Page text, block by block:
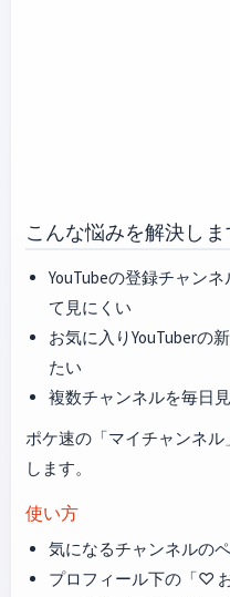
こんな悩みを解決しま
YouTubeの登録チャン
て見にくい
お気に入りYouTuberの
たい
複数チャンネルを毎日
ポケ速の「マイチャンネ
します。
使い方
気になるチャンネルの
プロフィール下の「♡